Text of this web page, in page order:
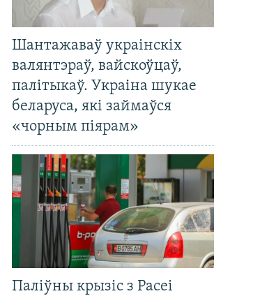
Шантажаваў украінскіх
валянтэраў, вайскоўцаў,
палітыкаў. Украіна шукае
беларуса, які займаўся
«чорным піярам»
Паліўны крызіс з Расеі